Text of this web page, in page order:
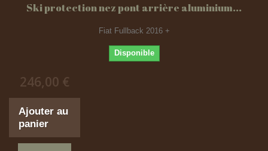
Ski protection nez pont arrière aluminium...
Fiat Fullback 2016 +
Disponible
246,00 €
Ajouter au
panier